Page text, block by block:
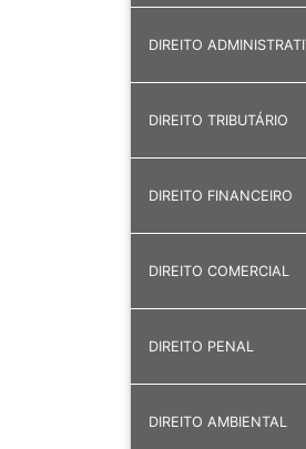
DIREITO
DIREITO TRIBUTÁRIO
DIREITO FINANCEIRO
DIREITO COMERCIAL
DIREITO PENAL
DIREITO AMBIENTAL